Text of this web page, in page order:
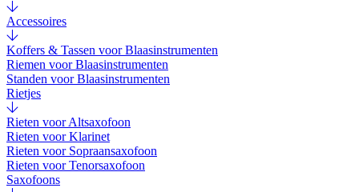
Accessoires
Koffers & Tassen voor Blaasinstrumenten
Riemen voor Blaasinstrumenten
Standen voor Blaasinstrumenten
Rietjes
Rieten voor Altsaxofoon
Rieten voor Klarinet
Rieten voor Sopraansaxofoon
Rieten voor Tenorsaxofoon
Saxofoons